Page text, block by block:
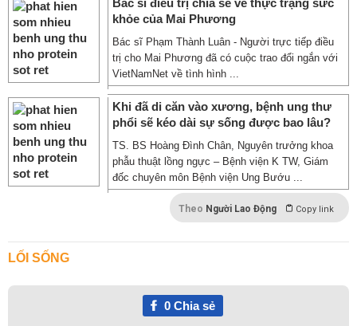
Bác sĩ điều trị chia sẻ về thực trạng sức
khỏe của Mai Phương
Bác sĩ Phạm Thành Luân - Người trực tiếp điều
trị cho Mai Phương đã có cuộc trao đổi ngắn với
VietNamNet về tình hình ...
Khi đã di căn vào xương, bệnh ung thư
phổi sẽ kéo dài sự sống được bao lâu?
TS. BS Hoàng Đình Chân, Nguyên trưởng khoa
phẫu thuật lồng ngực – Bệnh viện K TW, Giám
đốc chuyên môn Bệnh viện Ung Bướu ...
Theo Người Lao Động Copy link
LỐI SỐNG
0Chia sẻ